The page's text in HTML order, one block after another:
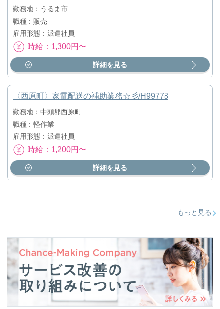
勤務地：うるま市
職種：販売
雇用形態：派遣社員
時給：1,300円〜
詳細を見る
〈西原町〉家電配送の補助業務☆彡/H99778
勤務地：中頭郡西原町
職種：軽作業
雇用形態：派遣社員
時給：1,200円〜
詳細を見る
もっと見る